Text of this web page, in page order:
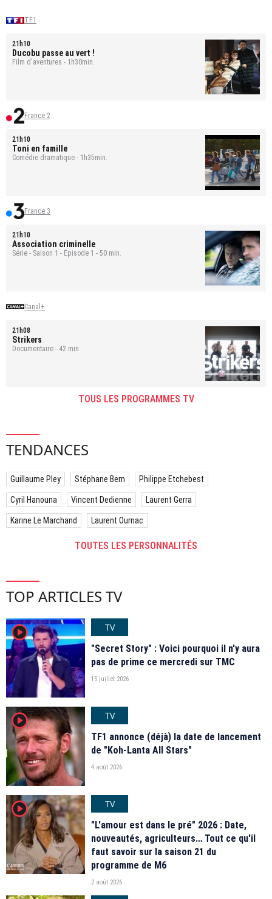
TF1
21h10
Ducobu passe au vert !
Film d'aventures - 1h30min.
France 2
21h10
Toni en famille
Comédie dramatique - 1h35min.
France 3
21h10
Association criminelle
Série - Saison 1 - Épisode 1 - 50 min.
Canal+
21h08
Strikers
Documentaire - 42 min.
TOUS LES PROGRAMMES TV
TENDANCES
Guillaume Pley Stéphane Bern Philippe Etchebest
Cyril Hanouna Vincent Dedienne Laurent Gerra
Karine Le Marchand Laurent Ournac
TOUTES LES PERSONNALITÉS
TOP ARTICLES TV
player2
TV
"Secret Story" : Voici pourquoi il n'y aura
pas de prime ce mercredi sur TMC
15 juillet 2026
player2
TV
TF1 annonce (déjà) la date de lancement
de "Koh-Lanta All Stars"
4 août 2026
player2
TV
"L'amour est dans le pré" 2026 : Date,
nouveautés, agriculteurs… Tout ce qu'il
faut savoir sur la saison 21 du
programme de M6
2 août 2026